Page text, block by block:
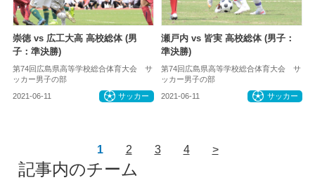
崇徳 vs 広工大高 高校総体 (男
子：準決勝)
第74回広島県高等学校総合体育大会 サ
ッカー男子の部
2021-06-11 サッカー
瀬戸内 vs 皆実 高校総体 (男子：
準決勝)
第74回広島県高等学校総合体育大会 サ
ッカー男子の部
2021-06-11 サッカー
1 2 3 4 >
記事内のチーム